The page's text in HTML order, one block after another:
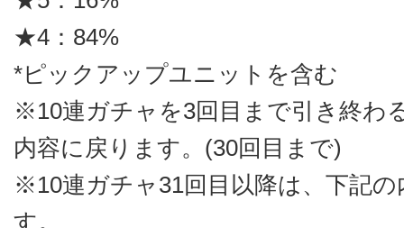
★4：84%
*ピックアップユニットを含む
※10連ガチャを3回目まで引き終わ
内容に戻ります。(30回目まで)
※10連ガチャ31回目以降は、下記
す。